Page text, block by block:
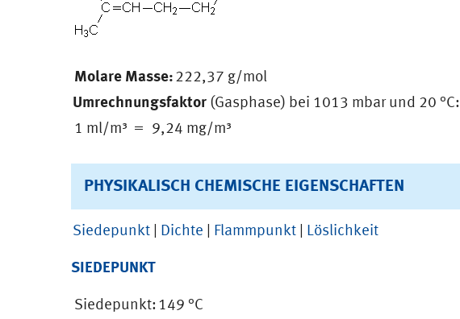
Molare Masse: 222,37 g/mol
Umrechnungsfaktor (Gasphase) bei 1013 mbar und 20 °C:
1 ml/m³ =
9,24 mg/m³
PHYSIKALISCH CHEMISCHE EIGENSCHAFTEN
Siedepunkt Dichte Flammpunkt Löslichkeit
SIEDEPUNKT
Siedepunkt: 149 °C